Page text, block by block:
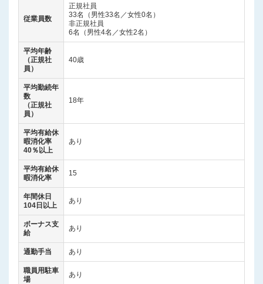
従業員数
正規社員
33名（男性33名／女性0名）
非正規社員
6名（男性4名／女性2名）
平均年齢
（正規社
員）
40歳
平均勤続年
数
（正規社
員）
18年
平均有給休
暇消化率
40％以上
あり
平均有給休
暇消化率
15
年間休日
104日以上
あり
ボーナス支
給
あり
通勤手当 あり
職員用駐車
場
あり